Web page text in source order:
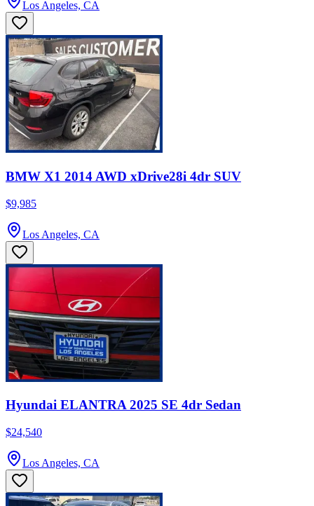
Los Angeles, CA
BMW X1 2014 AWD xDrive28i 4dr SUV
$9,985
Los Angeles, CA
Hyundai ELANTRA 2025 SE 4dr Sedan
$24,540
Los Angeles, CA